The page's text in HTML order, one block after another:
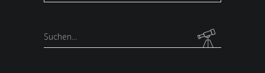
Kategorien
Search
for: